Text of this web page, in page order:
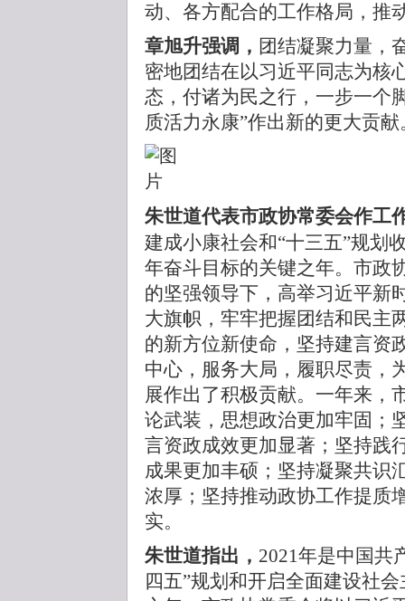
动、各方配合的工作格局，推
章旭升强调， 团结凝聚力量，
密地团结在以习近平同志为核
态，付诸为民之行，一步一个
质活力永康”作出新的更大贡献
朱世道代表市政协常委会作工
建成小康社会和“十三五”规划
年奋斗目标的关键之年。市政
的坚强领导下，高举习近平新
大旗帜，牢牢把握团结和民主
的新方位新使命，坚持建言资
中心，服务大局，履职尽责，
展作出了积极贡献。一年来，
论武装，思想政治更加牢固；
言资政成效更加显著；坚持践
成果更加丰硕；坚持凝聚共识
浓厚；坚持推动政协工作提质
实。
朱世道指出， 2021年是中国共
四五”规划和开启全面建设社